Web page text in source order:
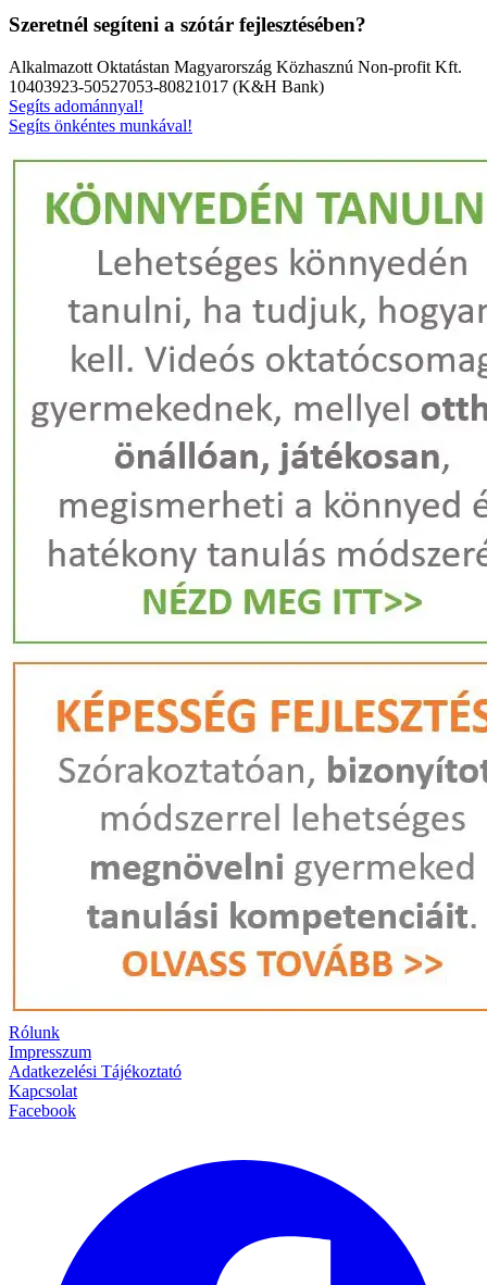
Szeretnél segíteni a szótár fejlesztésében?
Alkalmazott Oktatástan Magyarország Közhasznú Non-profit Kft.
10403923-50527053-80821017 (K&H Bank)
Segíts adománnyal!
Segíts önkéntes munkával!
Rólunk
Impresszum
Adatkezelési Tájékoztató
Kapcsolat
Facebook